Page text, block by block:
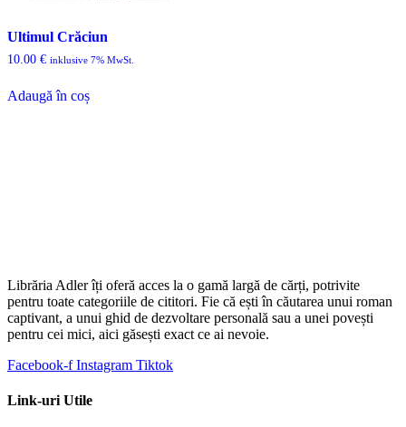
Ultimul Crăciun
10.00 € inklusive 7% MwSt.
Adaugă în coș
Librăria Adler îți oferă acces la o gamă largă de cărți, potrivite
pentru toate categoriile de cititori. Fie că ești în căutarea unui roman
captivant, a unui ghid de dezvoltare personală sau a unei povești
pentru cei mici, aici găsești exact ce ai nevoie.
Facebook-f Instagram Tiktok
Link-uri Utile